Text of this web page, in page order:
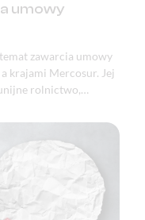
umowy
zawarcia umowy
krajami Mercosur. Jej
rolnictwo,
i demokratycznym.